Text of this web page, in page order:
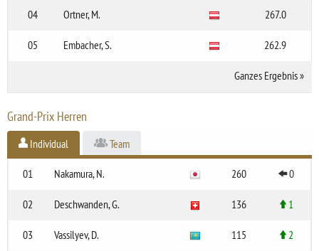
04 Ortner, M. 267.0
05 Embacher, S. 262.9
Ganzes Ergebnis»
Grand-Prix Herren
Individual Team
01 Nakamura, N. 260 0
02 Deschwanden, G. 136 1
03 Vassilyev, D. 115 2